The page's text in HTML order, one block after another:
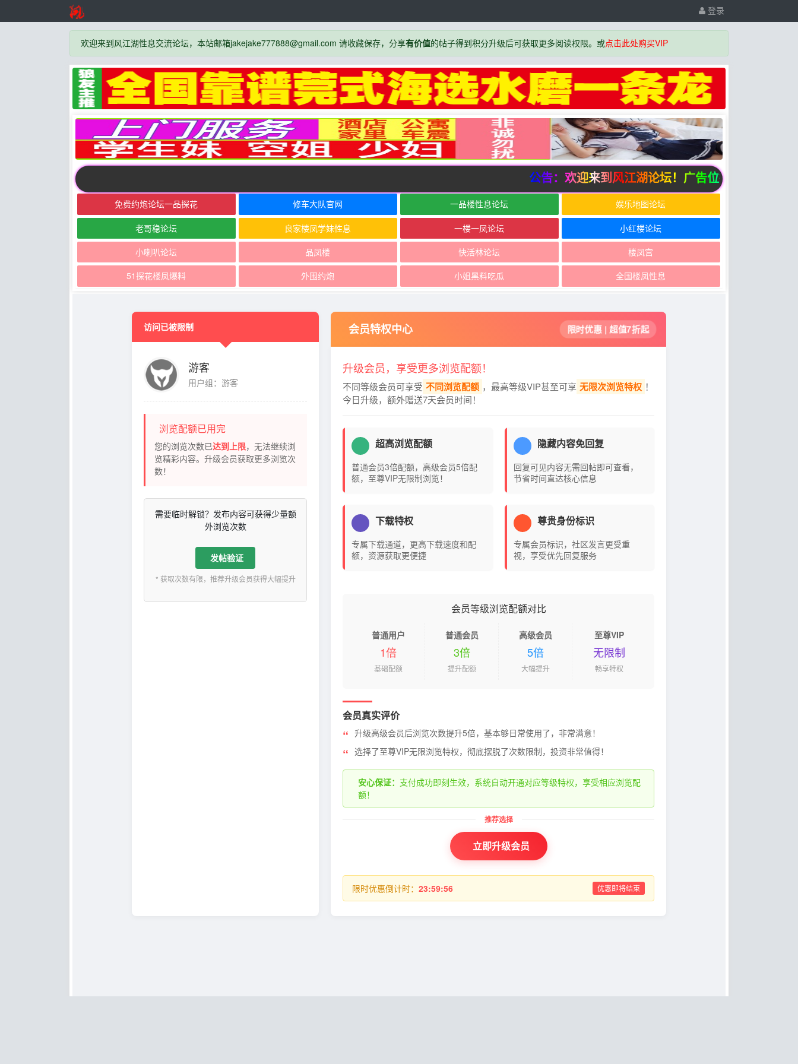
登录
欢迎来到风江湖性息交流论坛，本站邮箱jakejake777888@gmail.com 请收藏保存，分享有价值的帖子得到积分升级后可获取更多阅读权限。或点击此处购买VIP
公告：欢迎来到风江湖论坛！广告位招商中
免费约炮论坛一品探花 修车大队官网 一品楼性息论坛 娱乐地图论坛
老哥稳论坛 良家楼凤学妹性息 一楼一凤论坛 小红楼论坛
小喇叭论坛 品凤楼 快活林论坛 楼凤宫
51探花楼凤爆料 外围约炮 小姐黑料吃瓜 全国楼凤性息
访问已被限制
游客
用户组：游客
浏览配额已用完
您的浏览次数已达到上限，无法继续浏
览精彩内容。升级会员获取更多浏览次
数！
需要临时解锁？发布内容可获得少量额
外浏览次数
发帖验证
* 获取次数有限，推荐升级会员获得大幅提升
会员特权中心 限时优惠 | 超值7折起
升级会员，享受更多浏览配额！
不同等级会员可享受 不同浏览配额 ，最高等级VIP甚至可享 无限次浏览特权 ！
今日升级，额外赠送7天会员时间！
超高浏览配额
普通会员3倍配额，高级会员5倍配
额，至尊VIP无限制浏览！
隐藏内容免回复
回复可见内容无需回帖即可查看，
节省时间直达核心信息
下载特权
专属下载通道，更高下载速度和配
额，资源获取更便捷
尊贵身份标识
专属会员标识，社区发言更受重
视，享受优先回复服务
会员等级浏览配额对比
普通用户
1倍
基础配额
普通会员
3倍
提升配额
高级会员
5倍
大幅提升
至尊VIP
无限制
畅享特权
会员真实评价
升级高级会员后浏览次数提升5倍，基本够日常使用了，非常满意！
选择了至尊VIP无限浏览特权，彻底摆脱了次数限制，投资非常值得！
安心保证： 支付成功即刻生效，系统自动开通对应等级特权，享受相应浏览配
额！
立即升级会员
限时优惠倒计时： 23:59:55 优惠即将结束